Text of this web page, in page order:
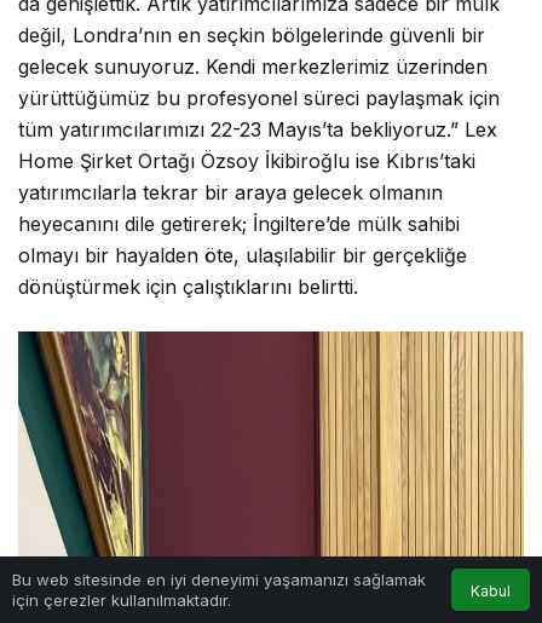
değil, Londra’nın en seçkin bölgelerinde güvenli bir
gelecek sunuyoruz. Kendi merkezlerimiz üzerinden
yürüttüğümüz bu profesyonel süreci paylaşmak için
tüm yatırımcılarımızı 22-23 Mayıs’ta bekliyoruz.” Lex
Home Şirket Ortağı Özsoy İkibiroğlu ise Kıbrıs’taki
yatırımcılarla tekrar bir araya gelecek olmanın
heyecanını dile getirerek; İngiltere’de mülk sahibi
olmayı bir hayalden öte, ulaşılabilir bir gerçekliğe
dönüştürmek için çalıştıklarını belirtti.
Bu web sitesinde en iyi deneyimi yaşamanızı sağlamak
için çerezler kullanılmaktadır.
Kabul
Anasayfa Hesabım